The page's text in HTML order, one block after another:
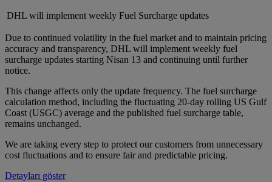
DHL will implement weekly Fuel Surcharge updates
Due to continued volatility in the fuel market and to maintain pricing
accuracy and transparency, DHL will implement weekly fuel
surcharge updates starting Nisan 13 and continuing until further
notice.
This change affects only the update frequency. The fuel surcharge
calculation method, including the fluctuating 20-day rolling US Gulf
Coast (USGC) average and the published fuel surcharge table,
remains unchanged.
We are taking every step to protect our customers from unnecessary
cost fluctuations and to ensure fair and predictable pricing.
Detayları göster